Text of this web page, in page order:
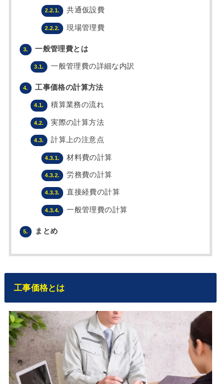
2.2.1. 共通仮設費
2.2.2. 現場管理費
3. 一般管理費とは
3.1. 一般管理費の詳細な内訳
4. 工事価格の計算方法
4.1. 積算業務の流れ
4.2. 実際の計算方法
4.3. 計算上の注意点
4.3.1. 材料費の計算
4.3.2. 労務費の計算
4.3.3. 直接経費の計算
4.3.4. 一般管理費の計算
5. まとめ
工事価格とは